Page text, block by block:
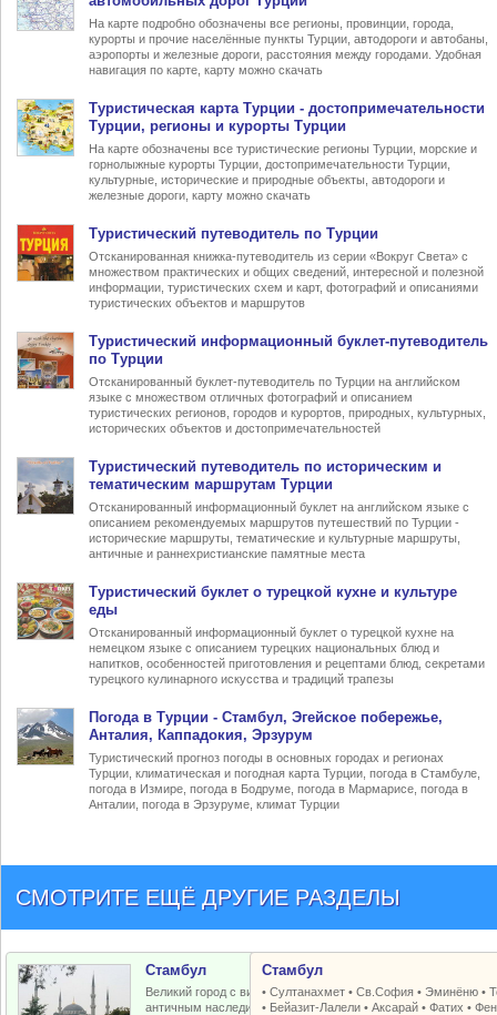
На карте подробно обозначены все регионы, провинции, города,
курорты и прочие населённые пункты Турции, автодороги и автобаны,
аэропорты и железные дороги, расстояния между городами. Удобная
навигация по карте, карту можно скачать
Туристическая карта Турции - достопримечательности
Турции, регионы и курорты Турции
На карте обозначены все туристические регионы Турции, морские и
горнолыжные курорты Турции, достопримечательности Турции,
культурные, исторические и природные объекты, автодороги и
железные дороги, карту можно скачать
Туристический путеводитель по Турции
Отсканированная книжка-путеводитель из серии «Вокруг Света» с
множеством практических и общих сведений, интересной и полезной
информации, туристических схем и карт, фотографий и описаниями
туристических объектов и маршрутов
Туристический информационный буклет-путеводитель
по Турции
Отсканированный буклет-путеводитель по Турции на английском
языке с множеством отличных фотографий и описанием
туристических регионов, городов и курортов, природных, культурных,
исторических объектов и достопримечательностей
Туристический путеводитель по историческим и
тематическим маршрутам Турции
Отсканированный информационный буклет на английском языке с
описанием рекомендуемых маршрутов путешествий по Турции -
исторические маршруты, тематические и культурные маршруты,
античные и раннехристианские памятные места
Туристический буклет о турецкой кухнеи культуре
еды
Отсканированный информационный буклет о турецкой кухне на
немецком языке с описанием турецких национальных блюд и
напитков, особенностей приготовления и рецептами блюд, секретами
турецкого кулинарного искусства и традиций трапезы
Погода в Турции - Стамбул, Эгейское побережье,
Анталия, Каппадокия, Эрзурум
Туристический прогноз погоды в основных городах и регионах
Турции, климатическая и погодная карта Турции, погода в Стамбуле,
погода в Измире, погода в Бодруме, погода в Мармарисе, погода в
Анталии, погода в Эрзуруме, климат Турции
СМОТРИТЕ ЕЩЁ ДРУГИЕ РАЗДЕЛЫ
Стамбул
Великий город с византийским и
античным наследием, османскими
Стамбул
•Султанахмет •Св.София •Эминёню •
• Бейазит-Лалели •Аксарай •Фатих •